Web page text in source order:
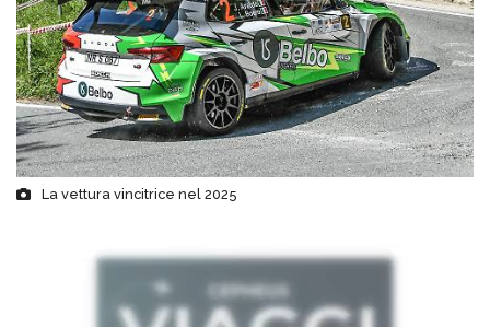
La vettura vincitrice nel 2025